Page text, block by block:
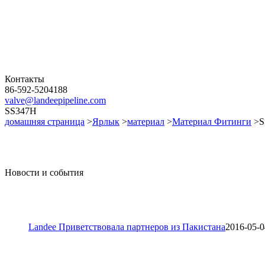
Контакты
86-592-5204188
valve@landeepipeline.com
SS347H
домашняя страница >Ярлык >материал >Материал Фитинги
Новости и события
Landee Приветствовала партнеров из Пакистана2016-05-